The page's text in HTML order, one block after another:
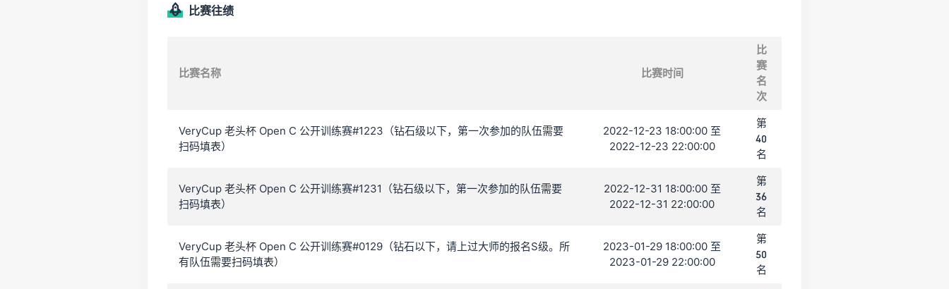
比赛往绩
比赛名称 比赛时间
比
赛
名
次
VeryCup 老头杯 Open C 公开训练赛#1223（钻石级以下，第一次参加的队伍需要
扫码填表）
2022-12-23 18:00:00 至
2022-12-23 22:00:00
第
40
名
VeryCup 老头杯 Open C 公开训练赛#1231（钻石级以下，第一次参加的队伍需要
扫码填表）
2022-12-31 18:00:00 至
2022-12-31 22:00:00
第
36
名
VeryCup 老头杯 Open C 公开训练赛#0129（钻石以下，请上过大师的报名S级。所
有队伍需要扫码填表）
2023-01-29 18:00:00 至
2023-01-29 22:00:00
第
50
名